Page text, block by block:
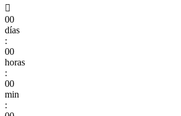

00
días
:
00
horas
:
00
min
: